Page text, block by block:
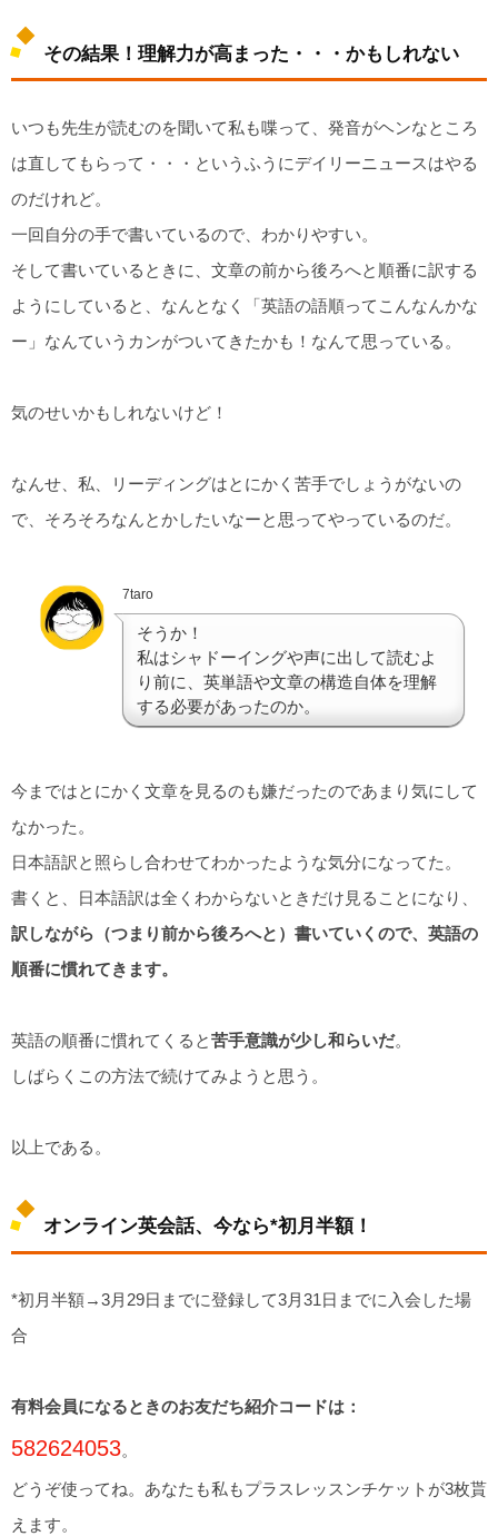
その結果！理解力が高まった・・・かもしれない
いつも先生が読むのを聞いて私も喋って、発音がヘンなところ
は直してもらって・・・というふうにデイリーニュースはやる
のだけれど。
一回自分の手で書いているので、わかりやすい。
そして書いているときに、文章の前から後ろへと順番に訳する
ようにしていると、なんとなく「英語の語順ってこんなんかな
ー」なんていうカンがついてきたかも！なんて思っている。
気のせいかもしれないけど！
なんせ、私、リーディングはとにかく苦手でしょうがないの
で、そろそろなんとかしたいなーと思ってやっているのだ。
7taro
そうか！
私はシャドーイングや声に出して読むよ
り前に、英単語や文章の構造自体を理解
する必要があったのか。
今まではとにかく文章を見るのも嫌だったのであまり気にして
なかった。
日本語訳と照らし合わせてわかったような気分になってた。
書くと、日本語訳は全くわからないときだけ見ることになり、
訳しながら（つまり前から後ろへと）書いていくので、英語の
順番に慣れてきます。
英語の順番に慣れてくると苦手意識が少し和らいだ。
しばらくこの方法で続けてみようと思う。
以上である。
オンライン英会話、今なら*初月半額！
*初月半額→3月29日までに登録して3月31日までに入会した場
合
有料会員になるときのお友だち紹介コードは：
582624053。
どうぞ使ってね。あなたも私もプラスレッスンチケットが3枚貰
えます。